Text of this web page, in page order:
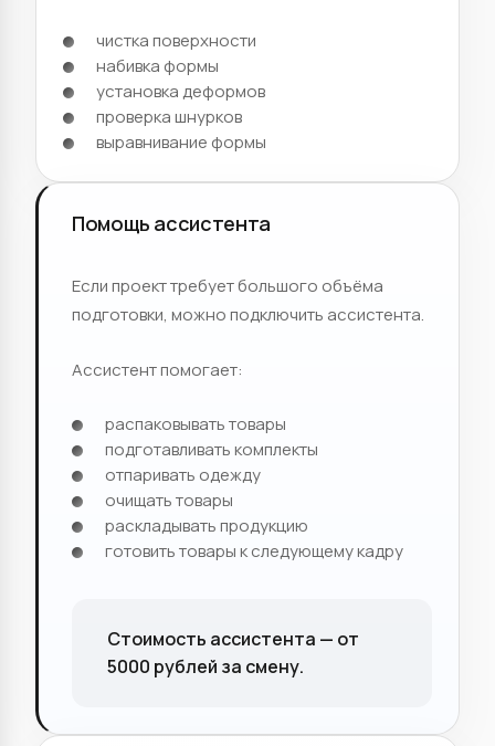
чистка поверхности
набивка формы
установка деформов
проверка шнурков
выравнивание формы
Помощь ассистента
Если проект требует большого объёма
подготовки, можно подключить ассистента.
Ассистент помогает:
распаковывать товары
подготавливать комплекты
отпаривать одежду
очищать товары
раскладывать продукцию
готовить товары к следующему кадру
Стоимость ассистента — от
5000 рублей за смену.